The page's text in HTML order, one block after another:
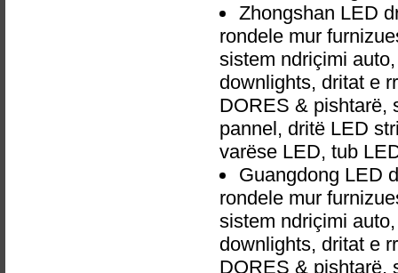
Zhongshan LED
rondele mur
sistem ndriçimi
downlights, dritat e
DORES & pishtarë,
pannel, dritë LED
varëse LED, tub
Guangdong LED
rondele mur
sistem ndriçimi
downlights, dritat e
DORES & pishtarë,